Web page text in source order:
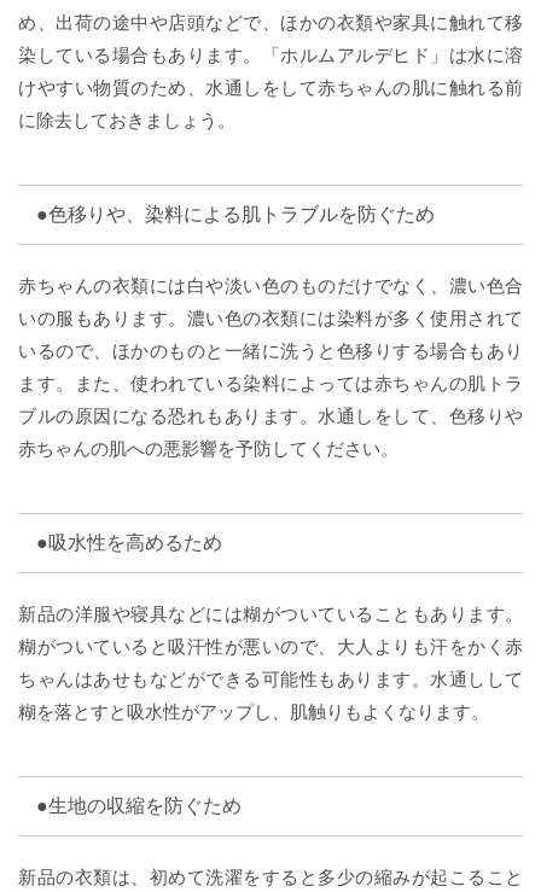
め、出荷の途中や店頭などで、ほかの衣類や家具に触れて移
染している場合もあります。「ホルムアルデヒド」は水に溶
けやすい物質のため、水通しをして赤ちゃんの肌に触れる前
に除去しておきましょう。
●色移りや、染料による肌トラブルを防ぐため
赤ちゃんの衣類には白や淡い色のものだけでなく、濃い色合
いの服もあります。濃い色の衣類には染料が多く使用されて
いるので、ほかのものと一緒に洗うと色移りする場合もあり
ます。また、使われている染料によっては赤ちゃんの肌トラ
ブルの原因になる恐れもあります。水通しをして、色移りや
赤ちゃんの肌への悪影響を予防してください。
●吸水性を高めるため
新品の洋服や寝具などには糊がついていることもあります。
糊がついていると吸汗性が悪いので、大人よりも汗をかく赤
ちゃんはあせもなどができる可能性もあります。水通しして
糊を落とすと吸水性がアップし、肌触りもよくなります。
●生地の収縮を防ぐため
新品の衣類は、初めて洗濯をすると多少の縮みが起こること